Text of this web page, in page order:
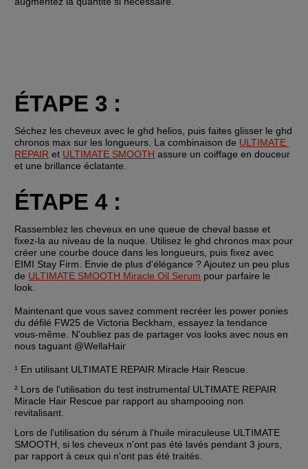
ÉTAPE 3 :
Séchez les cheveux avec le ghd helios, puis faites glisser le ghd
chronos max sur les longueurs. La combinaison de ULTIMATE
REPAIR et ULTIMATE SMOOTH assure un coiffage en douceur
et une brillance éclatante.
ÉTAPE 4 :
Rassemblez les cheveux en une queue de cheval basse et
fixez-la au niveau de la nuque. Utilisez le ghd chronos max pour
créer une courbe douce dans les longueurs, puis fixez avec
EIMI Stay Firm. Envie de plus d'élégance ? Ajoutez un peu plus
de ULTIMATE SMOOTH Miracle Oil Serum pour parfaire le
look.
Maintenant que vous savez comment recréer les power ponies
du défilé FW25 de Victoria Beckham, essayez la tendance
vous-même. N'oubliez pas de partager vos looks avec nous en
nous taguant @WellaHair
¹ En utilisant ULTIMATE REPAIR Miracle Hair Rescue.
² Lors de l'utilisation du test instrumental ULTIMATE REPAIR
Miracle Hair Rescue par rapport au shampooing non
revitalisant.
Lors de l'utilisation du sérum à l'huile miraculeuse ULTIMATE
SMOOTH, si les cheveux n'ont pas été lavés pendant 3 jours,
par rapport à ceux qui n'ont pas été traités.